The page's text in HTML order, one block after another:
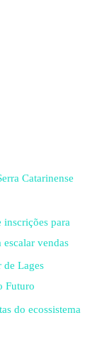
Catarinense
inscrições para
vendas
Lages
Futuro
do ecossistema